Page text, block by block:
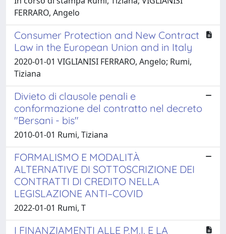
FERRARO, Angelo
Consumer Protection and New Contract
Law in the European Union and in Italy
2020-01-01 VIGLIANISI FERRARO, Angelo; Rumi,
Tiziana
Divieto di clausole penali e
conformazione del contratto nel decreto
"Bersani - bis"
2010-01-01 Rumi, Tiziana
FORMALISMO E MODALITÀ
ALTERNATIVE DI SOTTOSCRIZIONE DEI
CONTRATTI DI CREDITO NELLA
LEGISLAZIONE ANTI–COVID
2022-01-01 Rumi, T
I FINANZIAMENTI ALLE P.M.I. E LA